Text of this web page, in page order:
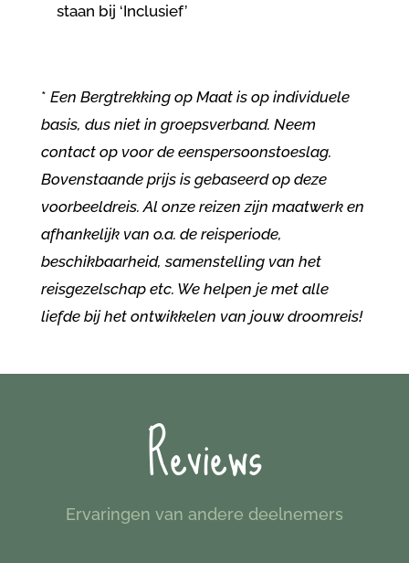
staan bij ‘Inclusief’
* Een Bergtrekking op Maat isop individuele
basis, dus niet in groepsverband. Neem
contact op voor de eenspersoonstoeslag.
Bovenstaande prijs is gebaseerd op deze
voorbeeldreis. Al onze reizen zijn maatwerk en
afhankelijk van o.a. de reisperiode,
beschikbaarheid, samenstelling van het
reisgezelschap etc. We helpen je met alle
liefde bij het ontwikkelen van jouw droomreis!
Reviews
Ervaringen van andere deelnemers